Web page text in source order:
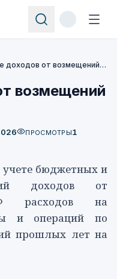
Об учете доходов от возмещений от ФСС
возмещений
ПРОСМОТРЫ1
бюджетных и
доходов от
расходов на
и операций по
прошлых лет на